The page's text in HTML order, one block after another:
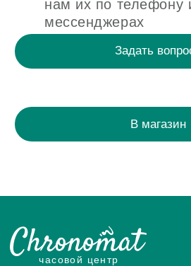
Мы в Telegram
Оценка часов в Whatsapp